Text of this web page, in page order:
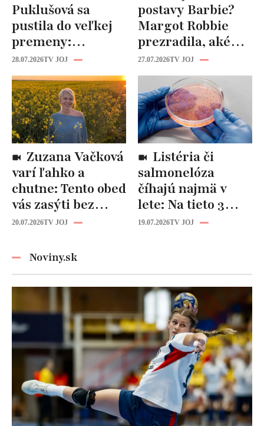
Puklušová sa
pustila do veľkej
premeny:
Odborníci však
varujú, pozor na
prísne diéty!
28.07.2026TV JOJ
postavy Barbie?
Margot Robbie
prezradila, aké
cviky jej pomohli
spevniť celé telo
27.07.2026TV JOJ
varí ľahko a
chutne: Tento obed
vás zasýti bez
zbytočných kalórií
20.07.2026TV JOJ
salmonelóza
číhajú najmä v
lete: Na tieto 3
pravidlá pri jedle
19.07.2026TV JOJ
Noviny.sk